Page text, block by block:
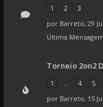
1
2
3
por Barreto, 29
Última
Torneio 2on2
1
... 4 5
por Barreto, 15